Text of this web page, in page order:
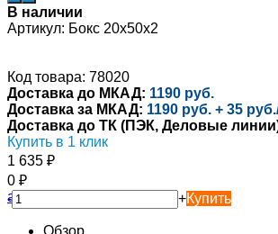
В наличии
Артикул: Бокс 20х50х2
Код товара: 78020
Доставка до МКАД: 1190 руб.
Доставка за МКАД: 1190 руб. + 35
Доставка до ТК (ПЭК, Деловые
Купить в 1 клик
1 635 ₽
0 ₽
-
+Купить
Обзор